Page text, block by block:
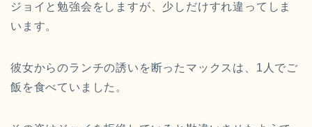
ジョイと勉強会をしますが、少しだけすれ違ってしま
います。
彼女からのランチの誘いを断ったマックスは、1人でご
飯を食べていました。